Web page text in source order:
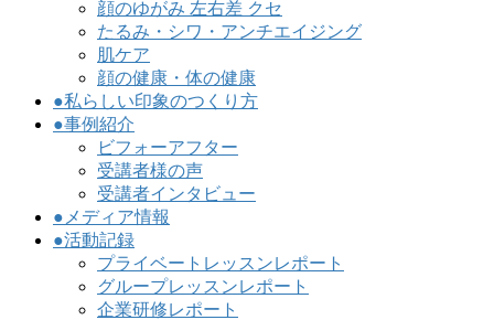
顔のゆがみ 左右差 クセ
たるみ・シワ・アンチエイジング
肌ケア
顔の健康・体の健康
●私らしい印象のつくり方
●事例紹介
ビフォーアフター
受講者様の声
受講者インタビュー
●メディア情報
●活動記録
プライベートレッスンレポート
グループレッスンレポート
企業研修レポート